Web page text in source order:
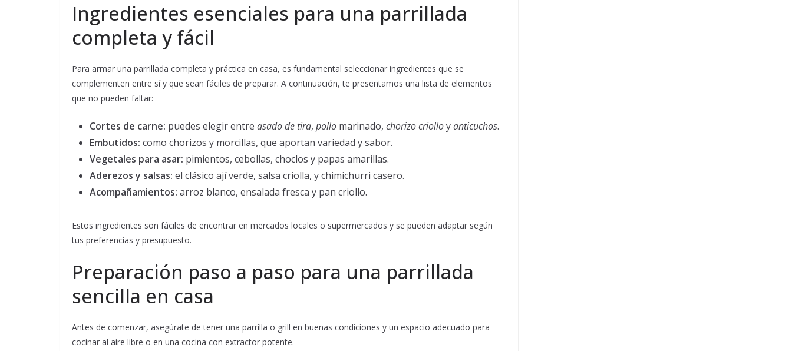
Ingredientes esenciales para una parrillada
completa y fácil
Para armar una parrillada completa y práctica en casa, es fundamental seleccionar ingredientes que se
complementen entre sí y que sean fáciles de preparar. A continuación, te presentamos una lista de elementos
que no pueden faltar:
Cortes de carne: puedes elegir entre asado de tira, pollo marinado, chorizo criolloyanticuchos.
Embutidos: como chorizos y morcillas, que aportan variedad y sabor.
Vegetales para asar: pimientos, cebollas, choclos y papas amarillas.
Aderezos y salsas: el clásico ají verde, salsa criolla, y chimichurri casero.
Acompañamientos: arroz blanco, ensalada fresca y pan criollo.
Estos ingredientes son fáciles de encontrar en mercados locales o supermercados y se pueden adaptar según
tus preferencias y presupuesto.
Preparación paso a paso para una parrillada
sencilla en casa
Antes de comenzar, asegúrate de tener una parrilla o grill en buenas condiciones y un espacio adecuado para
cocinar al aire libre o en una cocina con extractor potente.